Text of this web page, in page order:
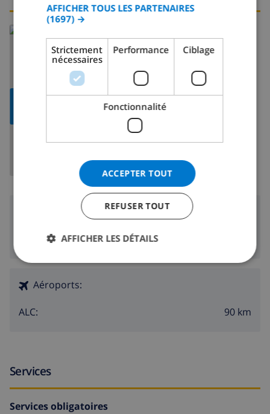
Espagne>Costa Blanca>Calpe/Calp
Aéroports:
ALC: 90 km
Services
Services obligatoires
DANISH
AFFICHER TOUS LES PARTENAIRES
(1697) →
Strictement
nécessaires
Performance Ciblage
Fonctionnalité
ACCEPTER TOUT
REFUSER TOUT
AFFICHER LES DÉTAILS